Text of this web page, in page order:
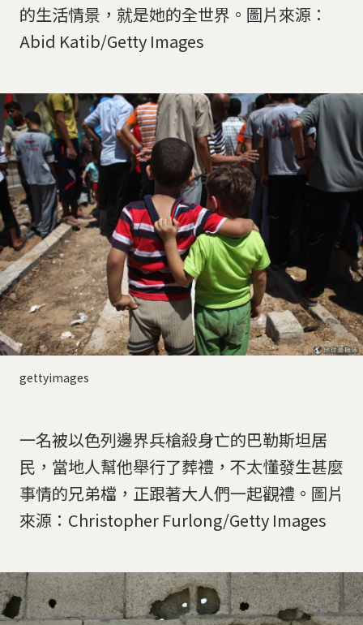
的生活情景，就是她的全世界。圖片來源：
Abid Katib/Getty Images
gettyimages
一名被以色列邊界兵槍殺身亡的巴勒斯坦居
民，當地人幫他舉行了葬禮，不太懂發生甚麼
事情的兄弟檔，正跟著大人們一起觀禮。圖片
來源：Christopher Furlong/Getty Images